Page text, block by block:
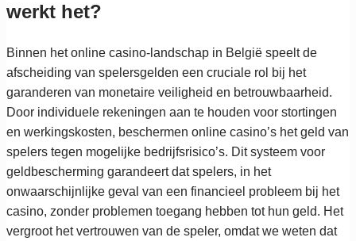
werkt het?
Binnen het online casino-landschap in België speelt de
afscheiding van spelersgelden een cruciale rol bij het
garanderen van monetaire veiligheid en betrouwbaarheid.
Door individuele rekeningen aan te houden voor stortingen
en werkingskosten, beschermen online casino’s het geld van
spelers tegen mogelijke bedrijfsrisico’s. Dit systeem voor
geldbescherming garandeert dat spelers, in het
onwaarschijnlijke geval van een financieel probleem bij het
casino, zonder problemen toegang hebben tot hun geld. Het
vergroot het vertrouwen van de speler, omdat we weten dat